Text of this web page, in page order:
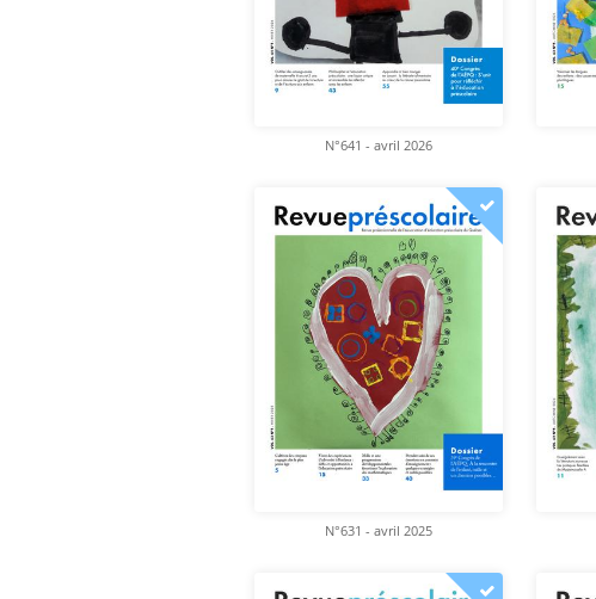
N°641 - avril 2026
N°631 - avril 2025